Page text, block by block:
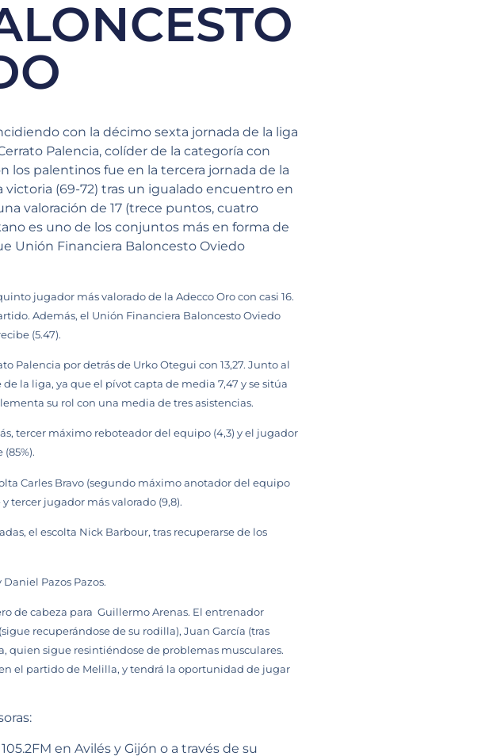
con la décimo sexta jornada de la liga
Palencia, colíder de la categoría con
los palentinos fue en la tercera jornada de la
(69-72) tras un igualado encuentro en
valoración de 17 (trece puntos, cuatro
es uno de los conjuntos más en forma de
Unión Financiera Baloncesto Oviedo
jugador más valorado de la Adecco Oro con casi 16.
Además, el Unión Financiera Baloncesto Oviedo
(5.47).
Palencia por detrás de Urko Otegui con 13,27. Junto al
la liga, ya que el pívot capta de media 7,47 y se sitúa
su rol con una media de tres asistencias.
tercer máximo reboteador del equipo (4,3) y el jugador
Carles Bravo (segundo máximo anotador del equipo
tercer jugador más valorado (9,8).
el escolta Nick Barbour, tras recuperarse de los
Pazos Pazos.
de cabeza para Guillermo Arenas. El entrenador
recuperándose de su rodilla), Juan García (tras
quien sigue resintiéndose de problemas musculares.
el partido de Melilla, y tendrá la oportunidad de jugar
en Avilés y Gijón o a través de su